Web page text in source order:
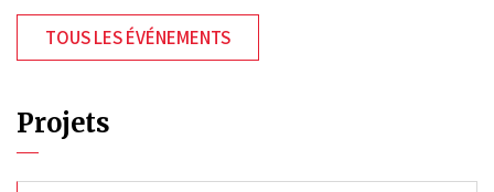
TOUS LES ÉVÉNEMENTS
Projets